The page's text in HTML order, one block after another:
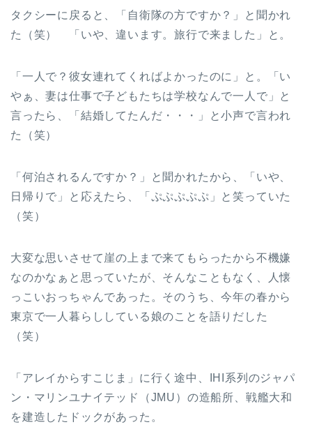
タクシーに戻ると、「自衛隊の方ですか？」と聞かれ
た（笑） 「いや、違います。旅行で来ました」と。
「一人で？彼女連れてくればよかったのに」と。「い
やぁ、妻は仕事で子どもたちは学校なんで一人で」と
言ったら、「結婚してたんだ・・・」と小声で言われ
た（笑）
「何泊されるんですか？」と聞かれたから、「いや、
日帰りで」と応えたら、「ぷぷぷぷぷ」と笑っていた
（笑）
大変な思いさせて崖の上まで来てもらったから不機嫌
なのかなぁと思っていたが、そんなこともなく、人懐
っこいおっちゃんであった。そのうち、今年の春から
東京で一人暮らししている娘のことを語りだした
（笑）
「アレイからすこじま」に行く途中、IHI系列のジャパ
ン・マリンユナイテッド（JMU）の造船所、戦艦大和
を建造したドックがあった。